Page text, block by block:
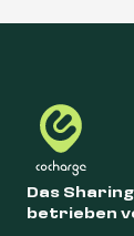
Das
betrieben